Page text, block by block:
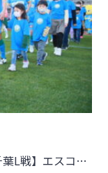
【12/10(土)YogiboWEリーグ 第6節 千葉L戦】エスコートキッズ募集のお知らせ